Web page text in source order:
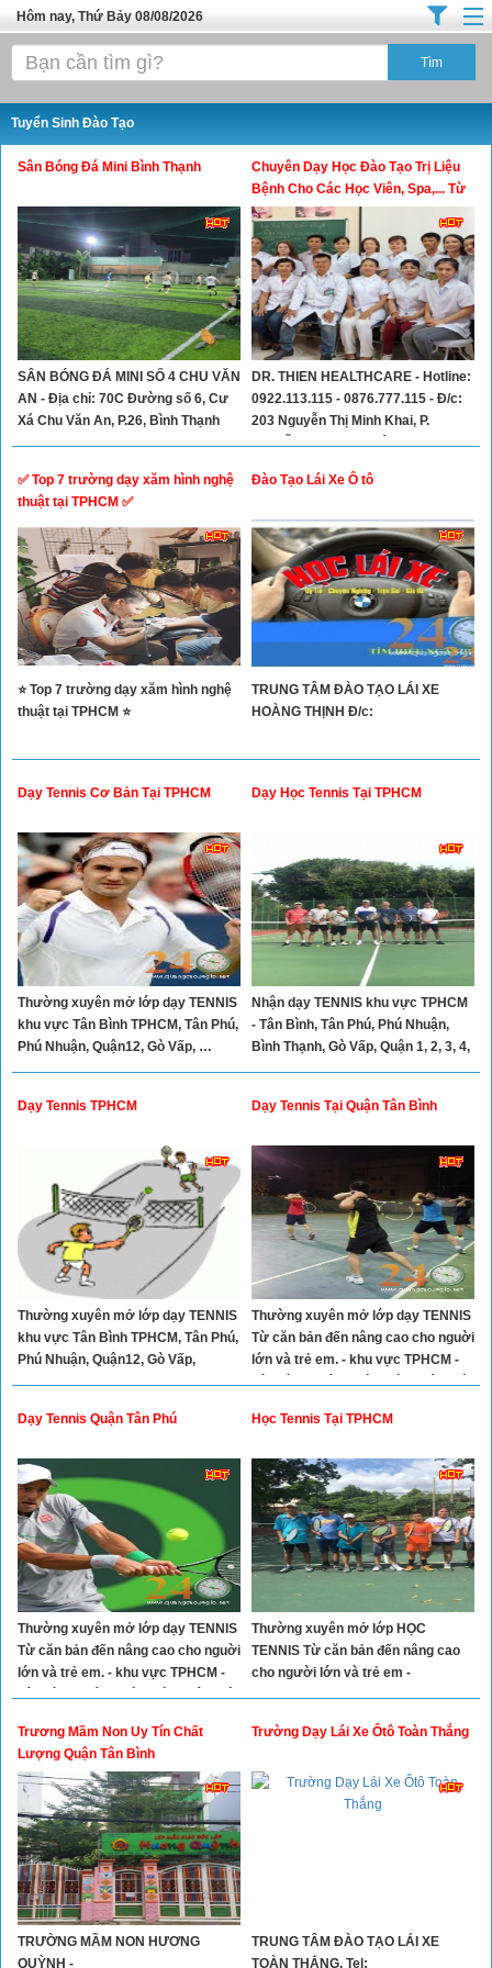
Hôm nay, Thứ Bảy 08/08/2026
Trang chủ
Tuyển Sinh Đào Tạo
Ô Tô Xe Máy
Đồ Dùng Nội Ngoại Thất
Điện Tử Điện Máy
Làm Đẹp
Thời Trang
Việc Làm
Dịch Vụ
Xây Dựng
Tổng Hợp
Tuyển Sinh Đào Tạo
Sân Bóng Đá Mini Bình Thạnh
SÂN BÓNG ĐÁ MINI SỐ 4 CHU VĂN
AN - Địa chỉ: 70C Đường số 6, Cư
Xá Chu Văn An, P.26, Bình Thạnh
Tel: 0938784194
Chuyên Dạy Học Đào Tạo Trị Liệu
Bệnh Cho Các Học Viên, Spa,... Từ
Cơ Bản Đến Nâng Cao
DR. THIEN HEALTHCARE - Hotline:
0922.113.115 - 0876.777.115 - Đ/c:
203 Nguyễn Thị Minh Khai, P.
Nguyễn Cư Trinh, Quận 1
✅ Top 7 trường dạy xăm hình nghệ
thuật tại TPHCM ✅
⭐ Top 7 trường dạy xăm hình nghệ
thuật tại TPHCM ⭐
Đào Tạo Lái Xe Ô tô
TRUNG TÂM ĐÀO TẠO LÁI XE
HOÀNG THỊNH Đ/c:
Dạy Tennis Cơ Bản Tại TPHCM
Thường xuyên mở lớp dạy TENNIS
khu vực Tân Bình TPHCM, Tân Phú,
Phú Nhuận, Quận12, Gò Vấp, …
Dạy Học Tennis Tại TPHCM
Nhận dạy TENNIS khu vực TPHCM
- Tân Bình, Tân Phú, Phú Nhuận,
Bình Thạnh, Gò Vấp, Quận 1, 2, 3, 4,
10, 11,
Dạy Tennis TPHCM
Thường xuyên mở lớp dạy TENNIS
khu vực Tân Bình TPHCM, Tân Phú,
Phú Nhuận, Quận12, Gò Vấp,
Dạy Tennis Tại Quận Tân Bình
Thường xuyên mở lớp dạy TENNIS
Từ căn bản đến nâng cao cho nguời
lớn và trẻ em. - khu vực TPHCM -
Tân Bình, , Tân Phú, Phú Nhuận, Gò
11, 12
Dạy Tennis Quận Tân Phú
Thường xuyên mở lớp dạy TENNIS
Từ căn bản đến nâng cao cho nguời
lớn và trẻ em. - khu vực TPHCM -
Tân Bình, , Tân Phú, Phú Nhuận, Gò
11, 12
Học Tennis Tại TPHCM
Thường xuyên mở lớp HỌC
TENNIS Từ căn bản đến nâng cao
cho người lớn và trẻ em -
Trương Mầm Non Uy Tín Chất
Lượng Quận Tân Bình
TRƯỜNG MẦM NON HƯƠNG
QUỲNH -
Trường Dạy Lái Xe Ôtô Toàn Thắng
TRUNG TÂM ĐÀO TẠO LÁI XE
TOÀN THẮNG. Tel: